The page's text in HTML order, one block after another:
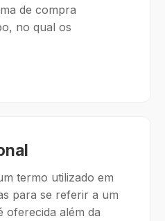
de compra
no qual os
termo utilizado em
para se referir a um
oferecida além da